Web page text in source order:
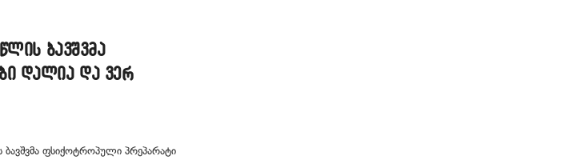
ბავშვმა
დალია და ვერ
ბავშვმა ფსიქოტროპული პრეპარატი